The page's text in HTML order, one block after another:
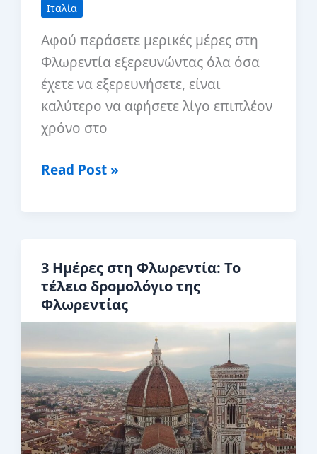
Ιταλία
Αφού περάσετε μερικές μέρες στη
Φλωρεντία εξερευνώντας όλα όσα
έχετε να εξερευνήσετε, είναι
καλύτερο να αφήσετε λίγο επιπλέον
χρόνο στο
Οι
τη
Φλωρεντία
Read Post »
3 Ημέρες στη Φλωρεντία: Το
τέλειο δρομολόγιο της
Φλωρεντίας